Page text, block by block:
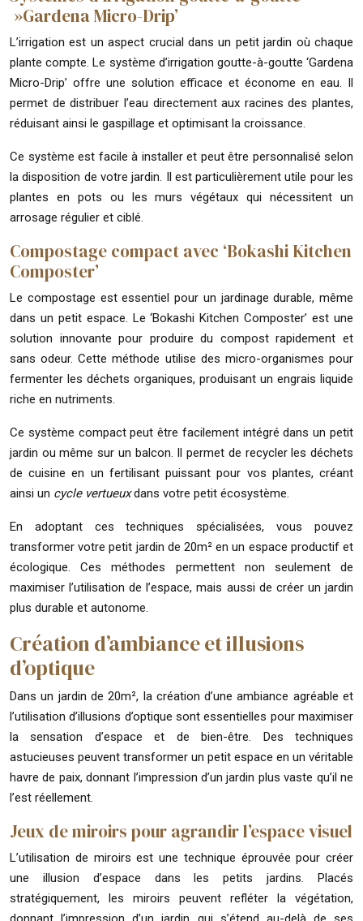
»Gardena Micro-Drip’
L’irrigation est un aspect crucial dans un petit jardin où chaque
plante compte. Le système d’irrigation goutte-à-goutte ‘Gardena
Micro-Drip’ offre une solution efficace et économe en eau. Il
permet de distribuer l’eau directement aux racines des plantes,
réduisant ainsi le gaspillage et optimisant la croissance.
Ce système est facile à installer et peut être personnalisé selon
la disposition de votre jardin. Il est particulièrement utile pour les
plantes en pots ou les murs végétaux qui nécessitent un
arrosage régulier et ciblé.
Compostage compact avec ‘Bokashi Kitchen
Composter’
Le compostage est essentiel pour un jardinage durable, même
dans un petit espace. Le ‘Bokashi Kitchen Composter’ est une
solution innovante pour produire du compost rapidement et
sans odeur. Cette méthode utilise des micro-organismes pour
fermenter les déchets organiques, produisant un engrais liquide
riche en nutriments.
Ce système compact peut être facilement intégré dans un petit
jardin ou même sur un balcon. Il permet de recycler les déchets
de cuisine en un fertilisant puissant pour vos plantes, créant
ainsi un cycle vertueuxdans votre petit écosystème.
En adoptant ces techniques spécialisées, vous pouvez
transformer votre petit jardin de 20m² en un espace productif et
écologique. Ces méthodes permettent non seulement de
maximiser l’utilisation de l’espace, mais aussi de créer un jardin
plus durable et autonome.
Création d’ambiance et illusions
d’optique
Dans un jardin de 20m², la création d’une ambiance agréable et
l’utilisation d’illusions d’optique sont essentielles pour maximiser
la sensation d’espace et de bien-être. Des techniques
astucieuses peuvent transformer un petit espace en un véritable
havre de paix, donnant l’impression d’un jardin plus vaste qu’il ne
l’est réellement.
Jeux de miroirs pour agrandir l’espace visuel
L’utilisation de miroirs est une technique éprouvée pour créer
une illusion d’espace dans les petits jardins. Placés
stratégiquement, les miroirs peuvent refléter la végétation,